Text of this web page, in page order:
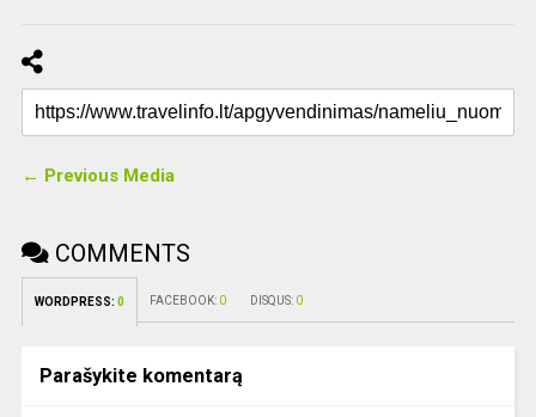
← Previous Media
COMMENTS
WORDPRESS: 0 FACEBOOK: 0 DISQUS: 0
Parašykite komentarą